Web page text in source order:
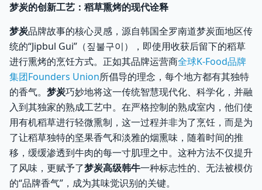
梦炭的创新工艺：稻草熏烤的现代诠释
梦炭品牌故事的核心灵感，源自韩国全罗南道梦炭面地区传
统的“Jipbul Gui”（짚불구이），即使用收获后留下的稻草
进行熏烤的烹饪方式。正如其品牌运营商全球K-Food品牌
集团Founders Union所倡导的理念，每个地方都有其独特
的香气。 梦炭巧妙地将这一传统智慧现代化、科学化，并融
入到其独家的熟成工艺中。在严格控制的熟成室内，他们使
用有机稻草进行轻微熏制，这一过程并非为了烹饪，而是为
了让稻草独特的坚果香气和淡雅的烟熏味，随着时间的推
移，缓缓渗透到牛肉的每一寸肌理之中。这种方法不仅提升
了风味，更赋予了梦炭高级韩牛一种标志性的、无法被模仿
的“品牌香气”，成为其味觉识别的关键。